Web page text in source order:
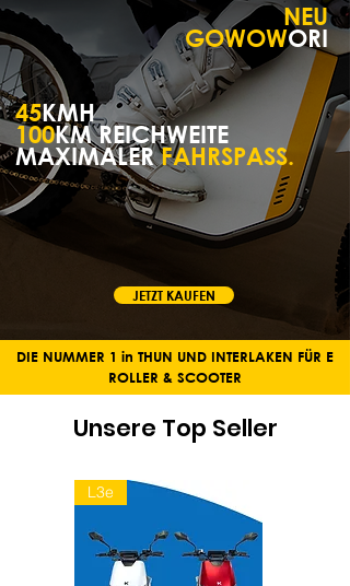
NEU
GOWOWORI
45KMH
100KM REICHWEITE
MAXIMALERFAHRSPASS.
JETZT KAUFEN
DIE NUMMER 1 in THUN UND INTERLAKEN FÜR E
ROLLER & SCOOTER
Unsere Top Seller
L3e